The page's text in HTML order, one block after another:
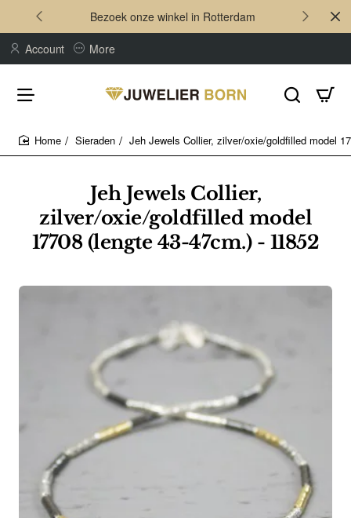
Bezoek onze winkel in Rotterdam
Account More
Jeh Jewels Collier,
zilver/oxie/goldfilled model
17708 (lengte 43-47cm.) - 11852
Sieraden Jeh Jewels Collier, zilver/oxie/goldfilled model